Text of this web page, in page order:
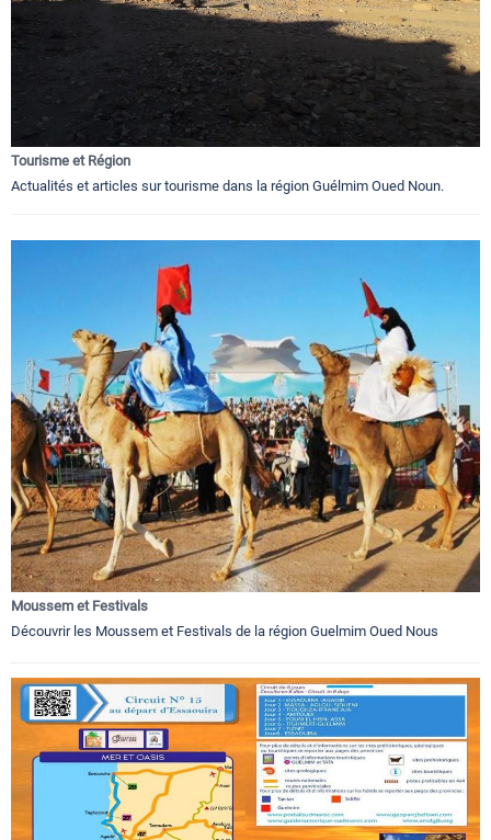
Tourisme et Région
Actualités et articles sur tourisme dans la région Guélmim Oued Noun.
Moussem et Festivals
Découvrir les Moussem et Festivals de la région Guelmim Oued Nous